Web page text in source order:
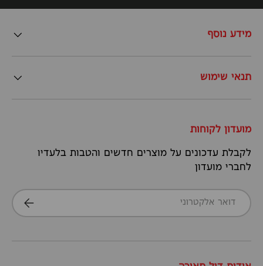
מידע נוסף
תנאי שימוש
מועדון לקוחות
לקבלת עדכונים על מוצרים חדשים והטבות בלעדיו
לחברי מועדון
דואר אלקטרוני
הרשמה